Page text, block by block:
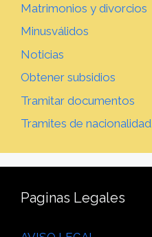
Matrimonios y divorcios
Minusválidos
Noticias
Obtener subsidios
Tramitar documentos
Tramites de nacionalidad
Paginas Legales